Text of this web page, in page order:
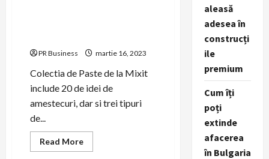
PR Business martie 16, 2023
Colectia de Paste de la Mixit
include 20 de idei de
amestecuri, dar si trei tipuri
de...
Read MoreRead
more
aleasă
adesea în
construcți
ile
premium
Cum îți
poți
extinde
afacerea
în Bulgaria